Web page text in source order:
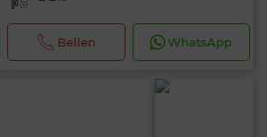
Bellen WhatsApp